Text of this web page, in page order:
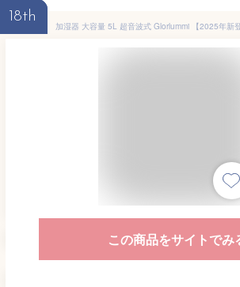
18th
この商品をサイトでみ